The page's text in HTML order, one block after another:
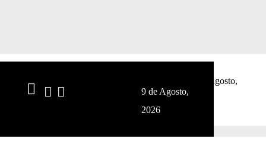
CONTACTOS OBTER DIRECÇÕES
9 de Agosto,
9 de Agosto,
2026